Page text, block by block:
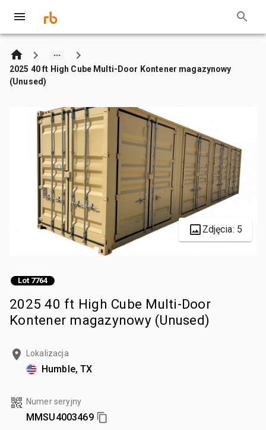
2025 40 ft High Cube Multi-Door Kontener magazynowy
(Unused)
Zdjęcia: 5
Lot 7764
2025 40 ft High Cube Multi-Door
Kontener magazynowy (Unused)
Lokalizacja
Humble, TX
Numer seryjny
MMSU4003469